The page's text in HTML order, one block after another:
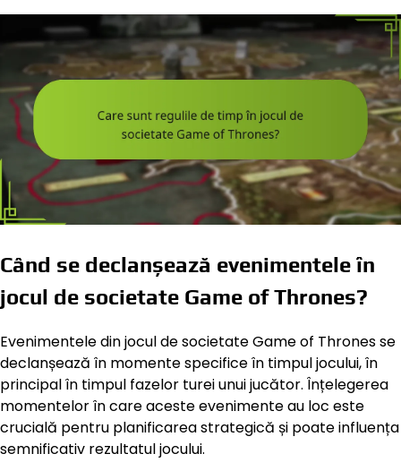
Când se declanșează evenimentele în
jocul de societate Game of Thrones?
Evenimentele din jocul de societate Game of Thrones se
declanșează în momente specifice în timpul jocului, în
principal în timpul fazelor turei unui jucător. Înțelegerea
momentelor în care aceste evenimente au loc este
crucială pentru planificarea strategică și poate influența
semnificativ rezultatul jocului.